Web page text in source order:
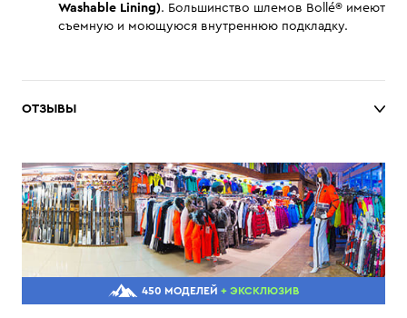
Washable Lining). Большинство шлемов Bollé® имеют
съемную и моющуюся внутреннюю подкладку.
ОТЗЫВЫ
450 МОДЕЛЕЙ + ЭКСКЛЮЗИВ